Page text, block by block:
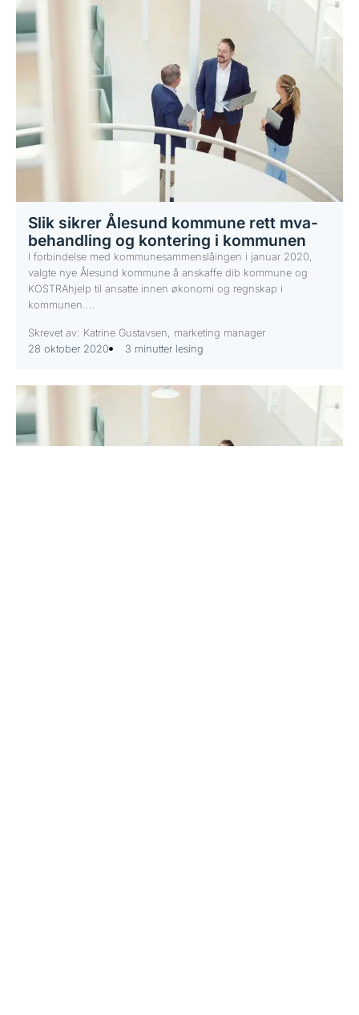
Slik sikrer Ålesund kommune rett mva-
behandling og kontering i kommunen
I forbindelse med kommunesammenslåingen i januar 2020,
valgte nye Ålesund kommune å anskaffe dib kommune og
KOSTRAhjelp til ansatte innen økonomi og regnskap i
kommunen....
Skrevet av: Katrine Gustavsen, marketing manager
28 oktober 2020
3 minutter lesing